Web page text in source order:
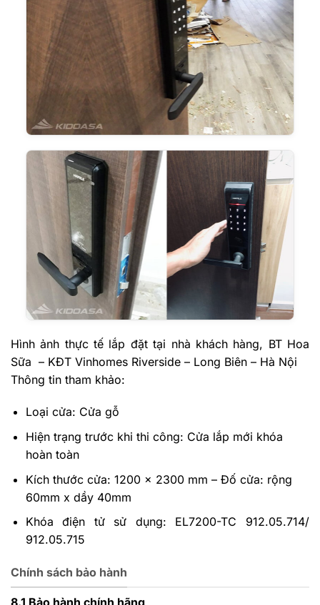
Hình ảnh thực tế lắp đặt tại nhà khách hàng, BT Hoa
Sữa – KĐT Vinhomes Riverside – Long Biên – Hà Nội
Thông tin tham khảo:
Loại cửa: Cửa gỗ
Hiện trạng trước khi thi công: Cửa lắp mới khóa
hoàn toàn
Kích thước cửa: 1200 x 2300 mm – Đố cửa: rộng
60mm x dầy 40mm
Khóa điện tử sử dụng: EL7200-TC 912.05.714/
912.05.715
Chính sách bảo hành